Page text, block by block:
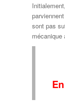
sont pas
mécanique